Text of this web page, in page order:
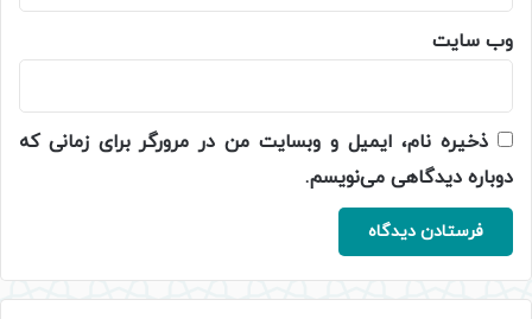
وب‌ سایت
ذخیره نام، ایمیل و وبسایت من در مرورگر برای زمانی که
دوباره دیدگاهی می‌نویسم.